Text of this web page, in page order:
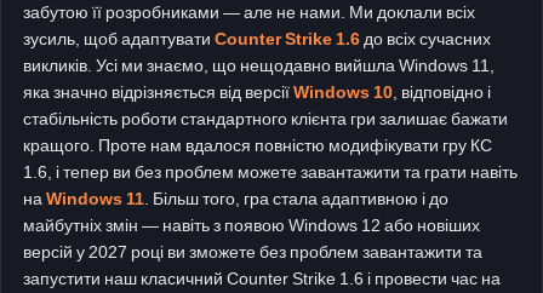
забутою її розробниками — але не нами. Ми доклали всіх
зусиль, щоб адаптувати Counter Strike 1.6 до всіх сучасних
викликів. Усі ми знаємо, що нещодавно вийшла Windows 11,
яка значно відрізняється від версіїWindows 10 , відповідно і
стабільність роботи стандартного клієнта гри залишає бажати
кращого. Проте нам вдалося повністю модифікувати гру КС
1.6, і тепер ви без проблем можете завантажити та грати навіть
на Windows 11 . Більш того, гра стала адаптивною і до
майбутніх змін — навіть з появою Windows 12 або новіших
версій у 2027 році ви зможете без проблем завантажити та
запустити наш класичний Counter Strike 1.6 і провести час на